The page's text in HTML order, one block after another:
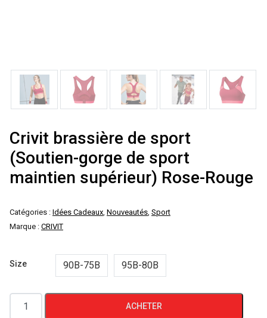
Crivit brassière de sport
(Soutien-gorge de sport
maintien supérieur) Rose-Rouge
Catégories : Idées Cadeaux, Nouveautés, Sport
Marque : CRIVIT
Size 90B-75B 95B-80B
quantité
ACHETER